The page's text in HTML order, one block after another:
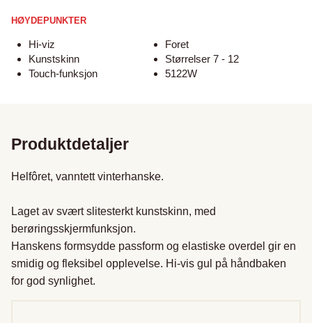
HØYDEPUNKTER
Hi-viz
Kunstskinn
Touch-funksjon
Foret
Størrelser 7 - 12
5122W
Produktdetaljer
Helfôret, vanntett vinterhanske.
Laget av svært slitesterkt kunstskinn, med
berøringsskjermfunksjon.
Hanskens formsydde passform og elastiske overdel gir en
smidig og fleksibel opplevelse. Hi-vis gul på håndbaken
for god synlighet.